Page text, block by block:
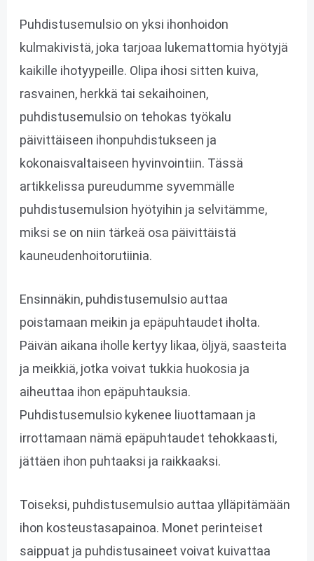
Puhdistusemulsio on yksi ihonhoidon
kulmakivistä, joka tarjoaa lukemattomia hyötyjä
kaikille ihotyypeille. Olipa ihosi sitten kuiva,
rasvainen, herkkä tai sekaihoinen,
puhdistusemulsio on tehokas työkalu
päivittäiseen ihonpuhdistukseen ja
kokonaisvaltaiseen hyvinvointiin. Tässä
artikkelissa pureudumme syvemmälle
puhdistusemulsion hyötyihin ja selvitämme,
miksi se on niin tärkeä osa päivittäistä
kauneudenhoitorutiinia.
Ensinnäkin, puhdistusemulsio auttaa
poistamaan meikin ja epäpuhtaudet iholta.
Päivän aikana iholle kertyy likaa, öljyä, saasteita
ja meikkiä, jotka voivat tukkia huokosia ja
aiheuttaa ihon epäpuhtauksia.
Puhdistusemulsio kykenee liuottamaan ja
irrottamaan nämä epäpuhtaudet tehokkaasti,
jättäen ihon puhtaaksi ja raikkaaksi.
Toiseksi, puhdistusemulsio auttaa ylläpitämään
ihon kosteustasapainoa. Monet perinteiset
saippuat ja puhdistusaineet voivat kuivattaa